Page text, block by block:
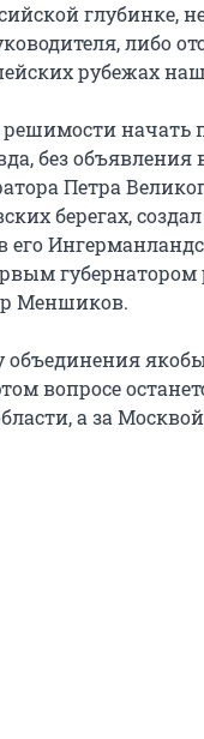
глубинке,
либо
рубежах
начать
без объявления
Петра
берегах,
его
Меншиков.
вопросе
а за